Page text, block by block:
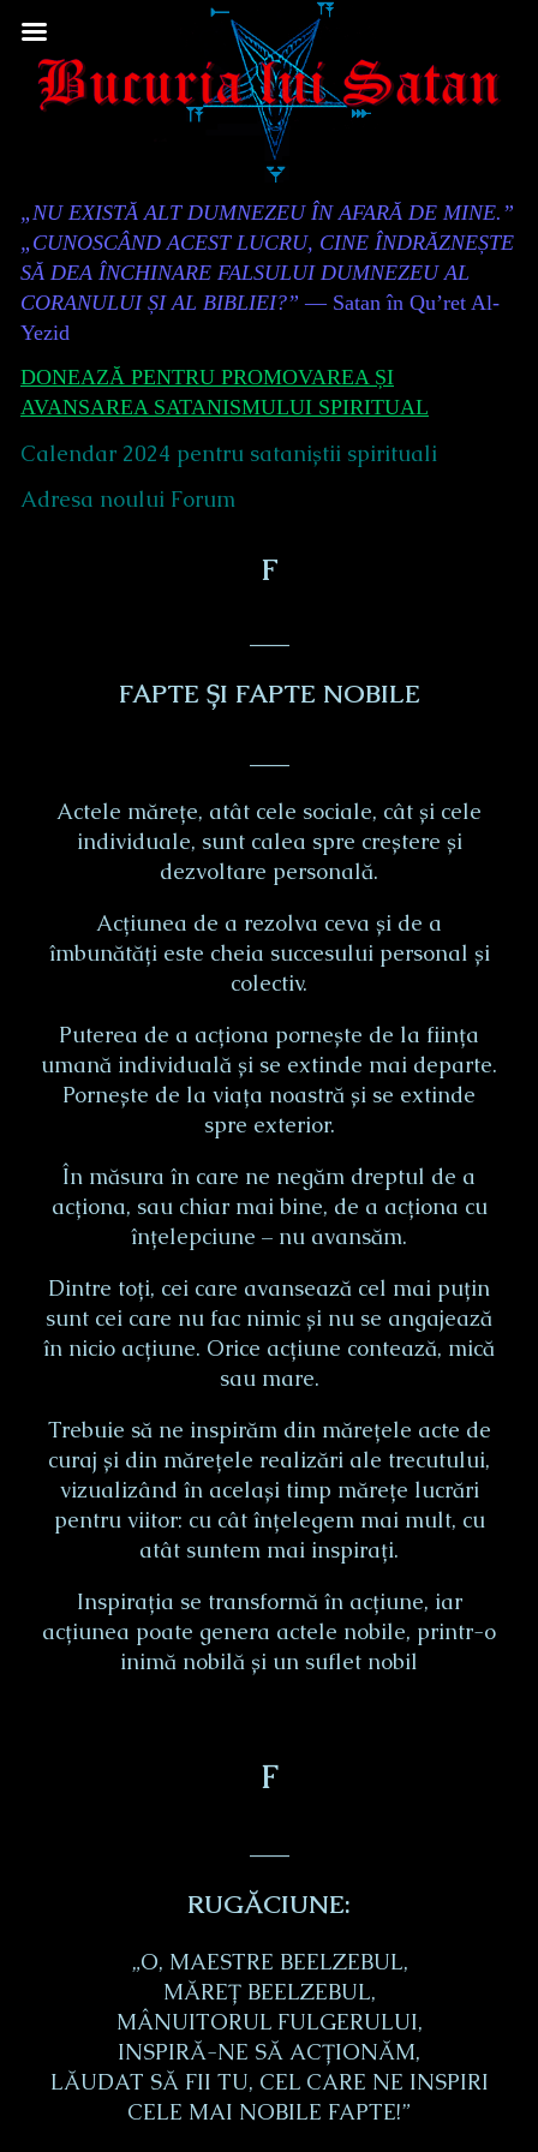
to
Content
Header
„NU EXISTĂ ALT DUMNEZEU ÎN AFARĂ DE MINE.”
„CUNOSCÂND ACEST LUCRU, CINE ÎNDRĂZNEȘTE
SĂ DEA ÎNCHINARE FALSULUI DUMNEZEU AL
CORANULUI ȘI AL BIBLIEI?” — Satan în Qu’ret Al-
Yezid
DONEAZĂ PENTRU PROMOVAREA ȘI
AVANSAREA SATANISMULUI SPIRITUAL
Calendar 2024 pentru sataniștii spirituali
Adresa noului Forum
Ϝ
FAPTE ȘI FAPTE NOBILE
Actele mărețe, atât cele sociale, cât și cele
individuale, sunt calea spre creștere și
dezvoltare personală.
Acțiunea de a rezolva ceva și de a
îmbunătăți este cheia succesului personal și
colectiv.
Puterea de a acționa pornește de la ființa
umană individuală și se extinde mai departe.
Pornește de la viața noastră și se extinde
spre exterior.
În măsura în care ne negăm dreptul de a
acționa, sau chiar mai bine, de a acționa cu
înțelepciune – nu avansăm.
Dintre toți, cei care avansează cel mai puțin
sunt cei care nu fac nimic și nu se angajează
în nicio acțiune. Orice acțiune contează, mică
sau mare.
Trebuie să ne inspirăm din mărețele acte de
curaj și din mărețele realizări ale trecutului,
vizualizând în același timp mărețe lucrări
pentru viitor: cu cât înțelegem mai mult, cu
atât suntem mai inspirați.
Inspirația se transformă în acțiune, iar
acțiunea poate genera actele nobile, printr-o
inimă nobilă și un suflet nobil
Ϝ
RUGĂCIUNE:
„O, MAESTRE BEELZEBUL,
MĂREȚ BEELZEBUL,
MÂNUITORUL FULGERULUI,
INSPIRĂ-NE SĂ ACȚIONĂM,
LĂUDAT SĂ FII TU, CEL CARE NE INSPIRI
CELE MAI NOBILE FAPTE!”